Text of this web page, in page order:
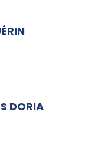
DORIA